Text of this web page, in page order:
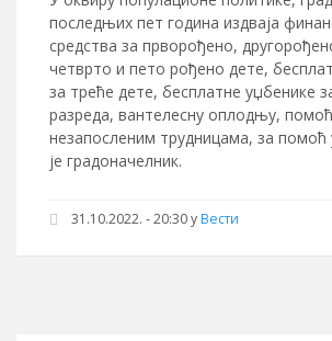
последњих пет година издваја
средства за прворођено,
четврто и пето рођено дете,
за треће дете, бесплатне уџбенике
разреда, вантелесну оплодњу, помоћ
незапосленим трудницама, за помоћ
је градоначелник.
31.10.2022. - 20:30уВести